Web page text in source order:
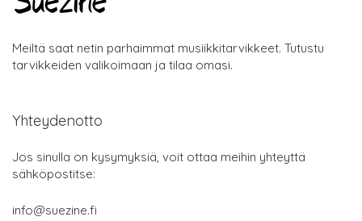
Meiltä saat netin parhaimmat musiikkitarvikkeet. Tutustu
tarvikkeiden valikoimaan ja tilaa omasi.
Yhteydenotto
Jos sinulla on kysymyksiä, voit ottaa meihin yhteyttä
sähköpostitse:
info@suezine.fi